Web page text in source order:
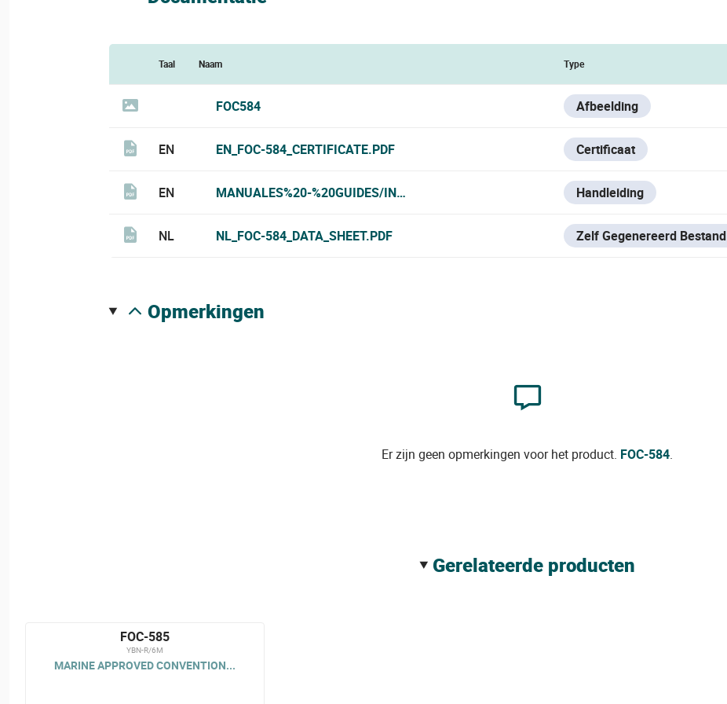
Taal Naam Type
FOC584 Afbeelding
EN EN_FOC-584_CERTIFICATE.PDF Certificaat
EN MANUALES%20-%20GUIDES/INCENDIO%20-%20FIRE/HOCHIKI Handleiding
NL NL_FOC-584_DATA_SHEET.PDF Zelf Gegenereerd Bestand
opmerkingen
Er zijn geen opmerkingen voor het product. FOC-584.
gerelateerde producten
FOC-585
YBN-R/6M
MARINE APPROVED CONVENTION...